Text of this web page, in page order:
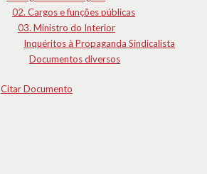
02. Cargos e funções públicas
03. Ministro do Interior
Inquéritos à Propaganda Sindicalista
Documentos diversos
Citar Documento